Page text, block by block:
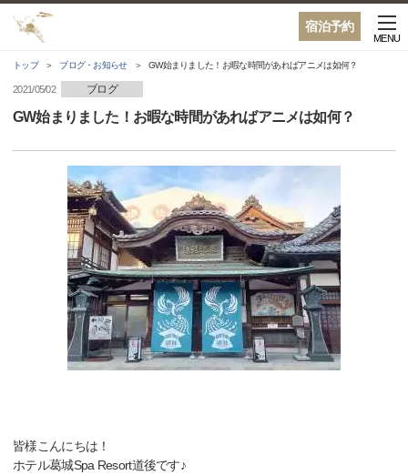
宿泊予約
MENU
トップ ブログ・お知らせ GW始まりました！お暇な時間があればアニメは如何？
2021/05/02 ブログ
GW始まりました！お暇な時間があればアニメは如何？
皆様こんにちは！
ホテル葛城Spa Resort道後です♪